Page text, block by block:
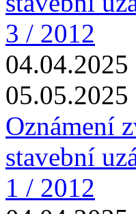
3 / 2012
04.04.2025
05.05.2025
Oznámení
stavební
1 / 2012